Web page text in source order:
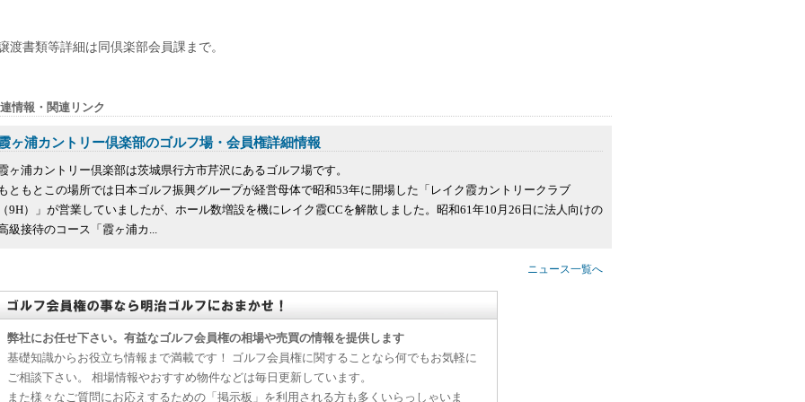
渡書類等詳細は同倶楽部会員課まで。
情報・関連リンク
ヶ浦カントリー倶楽部のゴルフ場・会員権詳細情報
ヶ浦カントリー倶楽部は茨城県行方市芹沢にあるゴルフ場です。
ともとこの場所では日本ゴルフ振興グループが経営母体で昭和53年に開場した「レイク霞カントリークラブ
9H）」が営業していましたが、ホール数増設を機にレイク霞CCを解散しました。昭和61年10月26日に法人向けの
級接待のコース「霞ヶ浦カ...
ニュース一覧へ
弊社にお任せ下さい。有益なゴルフ会員権の相場や売買の情報を提供します
基礎知識からお役立ち情報まで満載です！ ゴルフ会員権に関することなら何でもお気軽に
ご相談下さい。 相場情報やおすすめ物件などは毎日更新しています。
また様々なご質問にお応えするための「掲示板」を利用される方も多くいらっしゃいま